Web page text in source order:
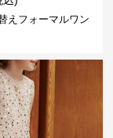
えフォーマルワン